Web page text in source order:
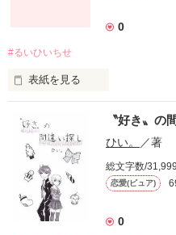
.
20170822 野いちごオススメ
*執筆開始…20140530
*執筆終了…20140717
*表紙公開…20140730
*更新開始…20140801
*執筆開始…20161104
*表紙公開…20161102
*更新終了…20170131
恋文の書き方なんてわからな
君とあたしでつくろうよ。
４　周　年　記　念　短　編
＊
明日、僕と結婚しよう。
( 僕の名前の隣には、君の名
花沢 実莉(はなざわ みのり)
無気力少女
×
水村 晴樹(みずむら はるき)
実莉の幼馴染兼彼氏
・
全身で好きだと表現するから。
胸にたまった想いを唇からそっ
吹きこんでしまった。
戸部 彩海(とべ あやみ)
口うるさい系委員長
0
#るいひいちせ
表紙を見る
髪を結ばない 私
笑顔で元気な キミ と
無口で無表情な 私
食いしん坊の キミ と
食の細い 私
〝好き〟の
ひい。 ／著
総文字数/31,999
恋愛(ピュア)
0